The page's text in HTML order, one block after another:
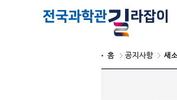
홈 공지사항 새